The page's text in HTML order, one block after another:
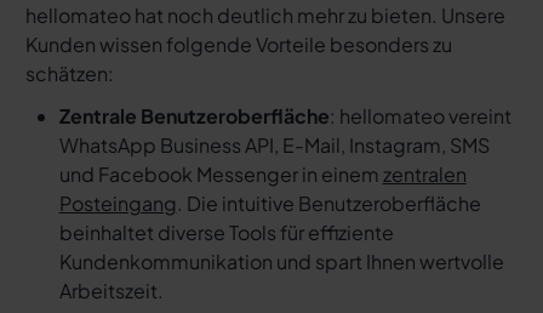
hellomateo hat noch deutlich mehr zu bieten. Unsere
Kunden wissen folgende Vorteile besonders zu
schätzen:
Zentrale Benutzeroberfläche: hellomateo vereint
WhatsApp Business API, E-Mail, Instagram, SMS
und Facebook Messenger in einem zentralen
Posteingang. Die intuitive Benutzeroberfläche
beinhaltet diverse Tools für effiziente
Kundenkommunikation und spart Ihnen wertvolle
Arbeitszeit.